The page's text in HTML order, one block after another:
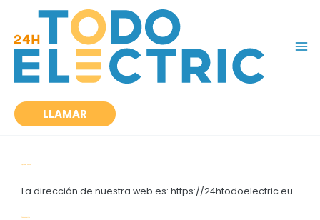
LLAMAR
Quiénes somos
La dirección de nuestra web es: https://24htodoelectric.eu.
Comentarios